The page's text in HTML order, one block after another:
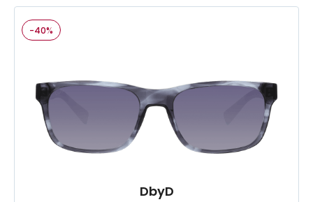
-40%
DbyD